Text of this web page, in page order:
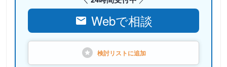
Webで相談
検討リストに追加